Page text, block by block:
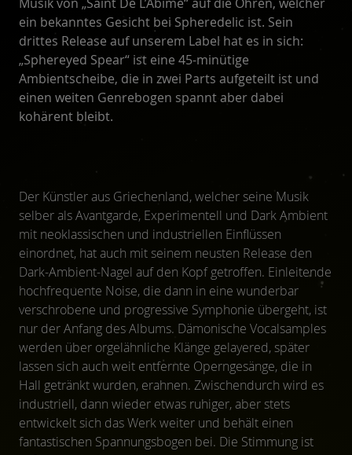
ein bekanntes Gesicht bei Spheredelic ist. Sein
drittes Release auf unserem Label hat es in sich:
„Sphereyed Spear“ ist eine 45-minütige
Ambientscheibe, die in zwei Parts aufgeteilt ist und
einen weiten Genrebogen spannt aber dabei
kohärent bleibt.
Der Künstler aus Griechenland, welcher seine Musik
selber als Avantgarde, Experimentell und Dark Ambient
mit neoklassischen und industriellen Einflüssen
einordnet, hat auch mit seinem neusten Release den
Dark-Ambient-Nagel auf den Kopf getroffen. Einleitende
hochfrequente Noise, die dann in eine wunderbar
verschrobene und progressive Symphonie übergeht, ist
nur der Anfang des Albums. Dämonische Vocalsamples
werden über orgelähnliche Klänge gelayered, später
lassen sich auch weit entfernte Operngesänge, die in
Hall getränkt wurden, erahnen. Zwischendurch wird es
industriell, dann wieder etwas ruhiger, aber stets
entwickelt sich das Werk weiter und behält einen
fantastischen Spannungsbogen bei. Die Stimmung ist